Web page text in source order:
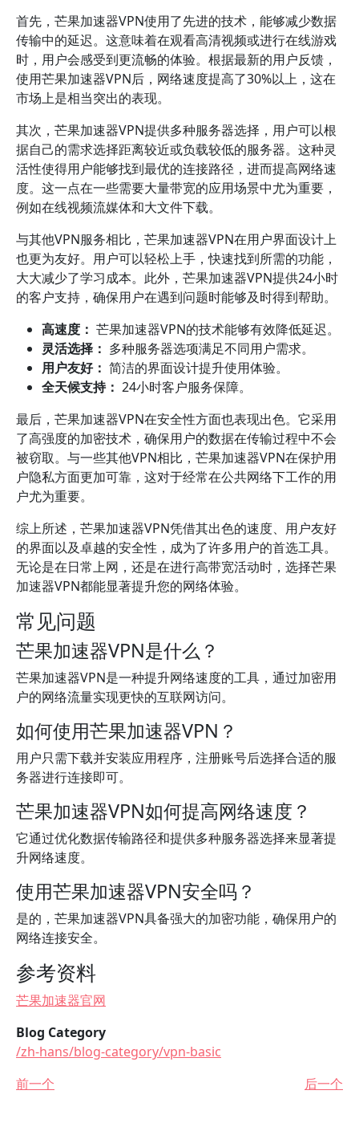
首先，芒果加速器VPN使用了先进的技术，能够减少数据
传输中的延迟。这意味着在观看高清视频或进行在线游戏
时，用户会感受到更流畅的体验。根据最新的用户反馈，
使用芒果加速器VPN后，网络速度提高了30%以上，这在
市场上是相当突出的表现。
其次，芒果加速器VPN提供多种服务器选择，用户可以根
据自己的需求选择距离较近或负载较低的服务器。这种灵
活性使得用户能够找到最优的连接路径，进而提高网络速
度。这一点在一些需要大量带宽的应用场景中尤为重要，
例如在线视频流媒体和大文件下载。
与其他VPN服务相比，芒果加速器VPN在用户界面设计上
也更为友好。用户可以轻松上手，快速找到所需的功能，
大大减少了学习成本。此外，芒果加速器VPN提供24小时
的客户支持，确保用户在遇到问题时能够及时得到帮助。
高速度： 芒果加速器VPN的技术能够有效降低延迟。
灵活选择： 多种服务器选项满足不同用户需求。
用户友好： 简洁的界面设计提升使用体验。
全天候支持： 24小时客户服务保障。
最后，芒果加速器VPN在安全性方面也表现出色。它采用
了高强度的加密技术，确保用户的数据在传输过程中不会
被窃取。与一些其他VPN相比，芒果加速器VPN在保护用
户隐私方面更加可靠，这对于经常在公共网络下工作的用
户尤为重要。
综上所述，芒果加速器VPN凭借其出色的速度、用户友好
的界面以及卓越的安全性，成为了许多用户的首选工具。
无论是在日常上网，还是在进行高带宽活动时，选择芒果
加速器VPN都能显著提升您的网络体验。
常见问题
芒果加速器VPN是什么？
芒果加速器VPN是一种提升网络速度的工具，通过加密用
户的网络流量实现更快的互联网访问。
如何使用芒果加速器VPN？
用户只需下载并安装应用程序，注册账号后选择合适的服
务器进行连接即可。
芒果加速器VPN如何提高网络速度？
它通过优化数据传输路径和提供多种服务器选择来显著提
升网络速度。
使用芒果加速器VPN安全吗？
是的，芒果加速器VPN具备强大的加密功能，确保用户的
网络连接安全。
参考资料
芒果加速器官网
Blog Category
/zh-hans/blog-category/vpn-basic
前一个
后一个